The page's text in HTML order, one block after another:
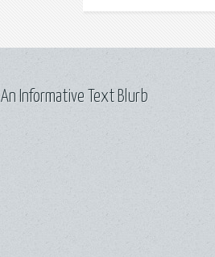
An Informative Text Blurb